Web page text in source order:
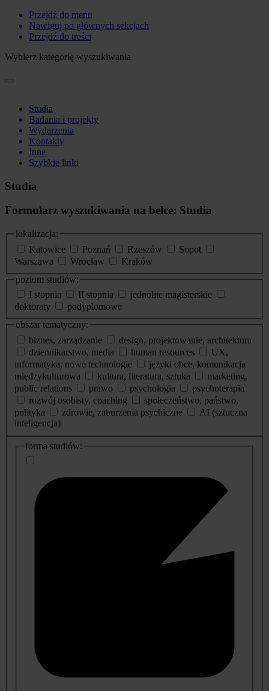
Przejdź do menu
Nawiguj po głównych sekcjach
Przejdź do treści
Wybierz kategorię wyszukiwania
Studia
Badania i projekty
Wydarzenia
Kontakty
Inne
Szybkie linki
Studia
Formularz wyszukiwania na belce: Studia
lokalizacja:
Katowice
Poznań Rzeszów
Sopot
Warszawa
Wrocław
Kraków
poziom studiów:
I stopnia
II stopnia
jednolite magisterskie
doktoraty
podyplomowe
obszar tematyczny:
biznes, zarządzanie
design, projektowanie, architektura
dziennikarstwo, media
human resources
UX,
informatyka, nowe technologie
języki obce, komunikacja
międzykulturowa
kultura, literatura, sztuka
marketing,
public relations
prawo psychologia
psychoterapia
rozwój osobisty, coaching
społeczeństwo, państwo,
polityka
zdrowie, zaburzenia psychiczne
AI (sztuczna
inteligencja)
dodatkowe
informacje
forma studiów: